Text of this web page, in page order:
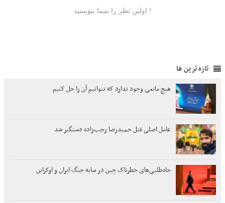
تازه ترین ها
هیچ مانعی وجود ندارد که نتوانیم آن را حل کنیم
عامل اصلی قتل حمیدرضا رجب‌زاده دستگیر شد
جاه‌طلبی‌های خطرناک چین در سایه جنگ‌ ایران و اوکراین